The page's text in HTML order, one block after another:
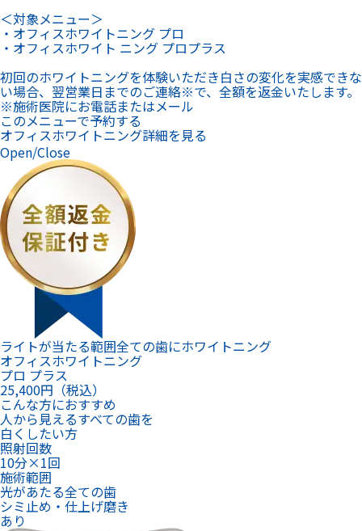
＜対象メニュー＞
・オフィスホワイトニング プロ
・オフィスホワイト ニング プロプラス
初回のホワイトニングを体験いただき白さの変化を実感できな
い場合、翌営業日までのご連絡※で、全額を返金いたします。
※施術医院にお電話またはメール
このメニューで予約する
オフィスホワイトニング詳細を見る
Open/Close
ライトが当たる範囲全ての歯にホワイトニング
オフィスホワイトニング
プロ プラス
25,400円（税込）
こんな方におすすめ
人から見えるすべての歯を
白くしたい方
照射回数
10分×1回
施術範囲
光があたる全ての歯
シミ止め・仕上げ磨き
あり